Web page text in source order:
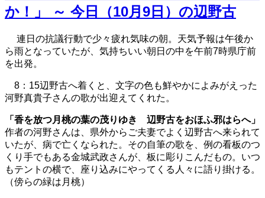
か！」 ～ 今日（10月9日）の辺野古
連日の抗議行動で少々疲れ気味の朝。天気予報は午後か
ら雨となっていたが、気持ちいい朝日の中を午前7時県庁前
を出発。
8：15辺野古へ着くと、文字の色も鮮やかによみがえった
河野真貴子さんの歌が出迎えてくれた。
「香を放つ月桃の葉の茂りゆき 辺野古をおほふ邪はらへ」
作者の河野さんは、県外からご夫妻でよく辺野古へ来られて
いたが、病で亡くなられた。その自筆の歌を、例の看板のつ
くり手でもある金城武政さんが、板に彫りこんだもの。いつ
もテントの横で、座り込みにやってくる人々に語り掛ける。
（傍らの緑は月桃）